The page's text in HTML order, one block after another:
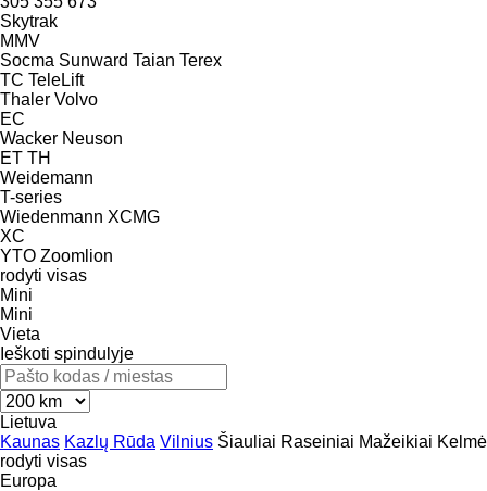
Skytrak
MMV
Socma Sunward Taian Terex
TC TeleLift
Thaler Volvo
EC
Wacker Neuson
ET TH
Weidemann
T-series
Wiedenmann XCMG
XC
YTO Zoomlion
rodyti visas
Mini
Mini
Vieta
Ieškoti spindulyje
Lietuva
Kaunas Kazlų Rūda Vilnius Šiauliai Raseiniai Mažeikiai Kelmė
rodyti visas
Europa